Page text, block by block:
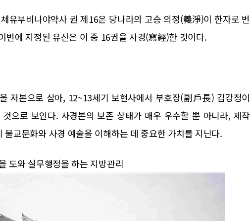
유부비나야약사 권 제16은 당나라의 고승 의정(義淨)이 한자로 번
번에 지정된 유산은 이 중 16권을 사경(寫經)한 것이다.
저본으로 삼아, 12~13세기 보현사에서 부호장(副戶長) 김강정이
으로 보인다. 사경본의 보존 상태가 매우 우수할 뿐 아니라, 제작
교문화와 사경 예술을 이해하는 데 중요한 가치를 지닌다.
도와 실무행정을 하는 지방관리